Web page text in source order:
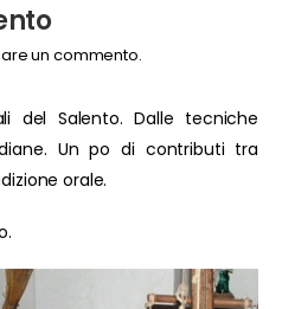
un commento.
del Salento. Dalle tecniche
Un po di contributi tra
orale.